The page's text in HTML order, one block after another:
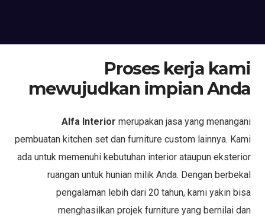
Proses kerja kami
mewujudkan impian Anda
Alfa Interior merupakan jasa yang menangani
pembuatan kitchen set dan furniture custom lainnya. Kami
ada untuk memenuhi kebutuhan interior ataupun eksterior
ruangan untuk hunian milik Anda. Dengan berbekal
pengalaman lebih dari 20 tahun, kami yakin bisa
menghasilkan projek furniture yang bernilai dan